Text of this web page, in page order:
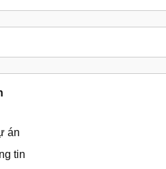
án
tin